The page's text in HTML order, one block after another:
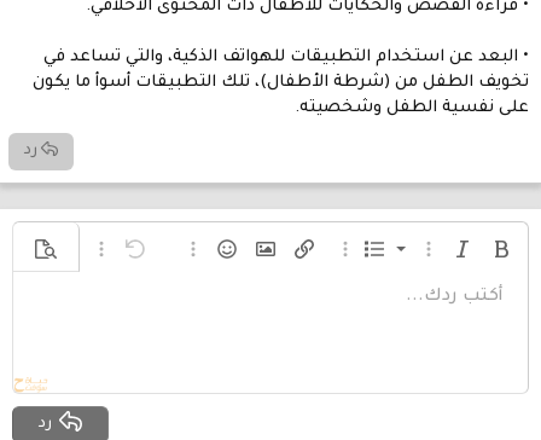
• قراءة القصص والحكايات للأطفال ذات المحتوى الأخلاقي.
• البعد عن استخدام التطبيقات للهواتف الذكية، والتي تساعد في
تخويف الطفل من (شرطة الأطفال)، تلك التطبيقات أسوأ ما يكون
على نفسية الطفل وشخصيته.
رد
غامق مائل خيارات إضافية...
قائمة قائمة مرتبة
خيارات إضافية...
إدراج رابطإدراج صورةالإبتساماتخيارات إضافية...
تراجع خيارات إضافية...
معاينة
حجم الخط
9
لون النصعائلة الخط المحاذاة محاذاة لليسار
تنسيق الفقرة
عادي
عنوان 2
إقتباسميديا إدراج جدول إعادة تبديل الـ BB codeإزالة التنسيقأكتب ردك...
رد